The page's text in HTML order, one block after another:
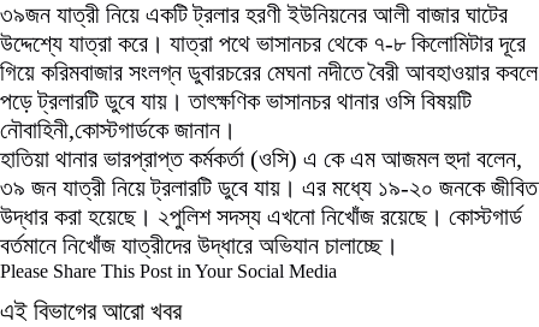
৩৯জন যাত্রী নিয়ে একটি ট্রলার হরণী ইউনিয়নের আলী বাজার ঘাটের
উদ্দেশ্যে যাত্রা করে। যাত্রা পথে ভাসানচর থেকে ৭-৮ কিলোমিটার দূরে
গিয়ে করিমবাজার সংলগ্ন ডুবারচরের মেঘনা নদীতে বৈরী আবহাওয়ার কবলে
পড়ে ট্রলারটি ডুবে যায়। তাৎক্ষণিক ভাসানচর থানার ওসি বিষয়টি
নৌবাহিনী,কোস্টগার্ডকে জানান।
হাতিয়া থানার ভারপ্রাপ্ত কর্মকর্তা (ওসি) এ কে এম আজমল হুদা বলেন,
৩৯ জন যাত্রী নিয়ে ট্রলারটি ডুবে যায়। এর মধ্যে ১৯-২০ জনকে জীবিত
উদ্ধার করা হয়েছে। ২পুলিশ সদস্য এখনো নিখোঁজ রয়েছে। কোস্টগার্ড
বর্তমানে নিখোঁজ যাত্রীদের উদ্ধারে অভিযান চালাচ্ছে।
Please Share This Post in Your Social Media
এই বিভাগের আরো খবর